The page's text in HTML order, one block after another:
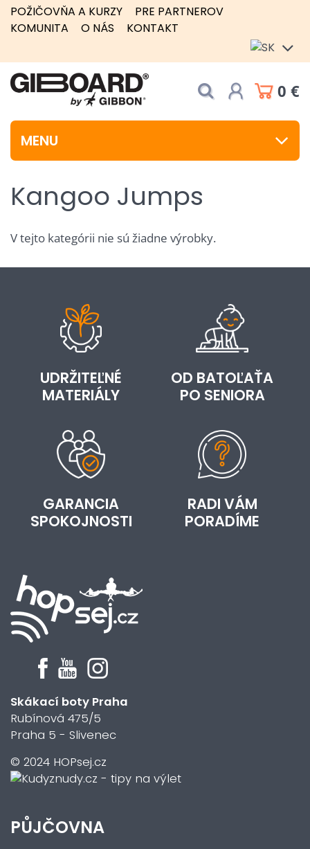
POŽIČOVŇA A KURZY
PRE PARTNEROV
KOMUNITA
O NÁS KONTAKT
0 €
MENU
Kangoo Jumps
V tejto kategórii nie sú žiadne výrobky.
UDRŽITEĽNÉ
MATERIÁLY
OD BATOĽAŤA
PO SENIORA
GARANCIA
SPOKOJNOSTI
RADI VÁM
PORADÍME
Skákací boty Praha
Rubínová 475/5
Praha 5 - Slivenec
© 2024 HOPsej.cz
PŮJČOVNA